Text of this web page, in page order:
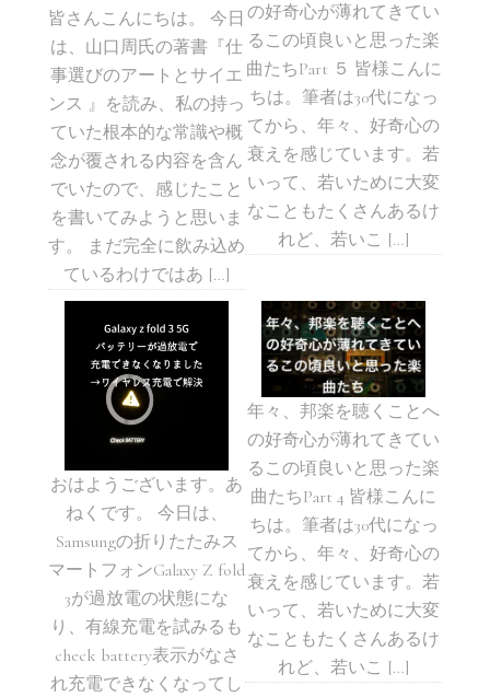
皆さんこんにちは。 今日
は、山口周氏の著書『仕
事選びのアートとサイエ
ンス 』を読み、私の持っ
ていた根本的な常識や概
念が覆される内容を含ん
でいたので、感じたこと
を書いてみようと思いま
す。 まだ完全に飲み込め
ているわけではあ […]
の好奇心が薄れてきてい
るこの頃良いと思った楽
曲たちPart ５ 皆様こんに
ちは。筆者は30代になっ
てから、年々、好奇心の
衰えを感じています。若
いって、若いために大変
なこともたくさんあるけ
れど、若いこ […]
おはようございます。あ
ねくです。 今日は、
Samsungの折りたたみス
マートフォンGalaxy Z fold
3が過放電の状態にな
り、有線充電を試みるも
check battery表示がなさ
れ充電できなくなってし
年々、邦楽を聴くことへ
の好奇心が薄れてきてい
るこの頃良いと思った楽
曲たちPart 4 皆様こんに
ちは。筆者は30代になっ
てから、年々、好奇心の
衰えを感じています。若
いって、若いために大変
なこともたくさんあるけ
れど、若いこ […]